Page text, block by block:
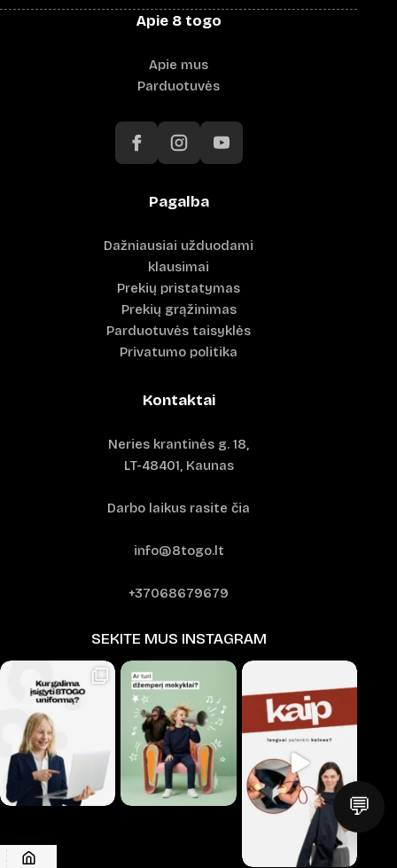
Apie 8 togo
Apie mus
Parduotuvės
Pagalba
Dažniausiai užduodami
klausimai
Prekių pristatymas
Prekių grąžinimas
Parduotuvės taisyklės
Privatumo politika
Kontaktai
Neries krantinės g. 18,
LT-48401, Kaunas
Darbo laikus rasite čia
info@8togo.lt
+37068679679
SEKITE MUS INSTAGRAM
💬